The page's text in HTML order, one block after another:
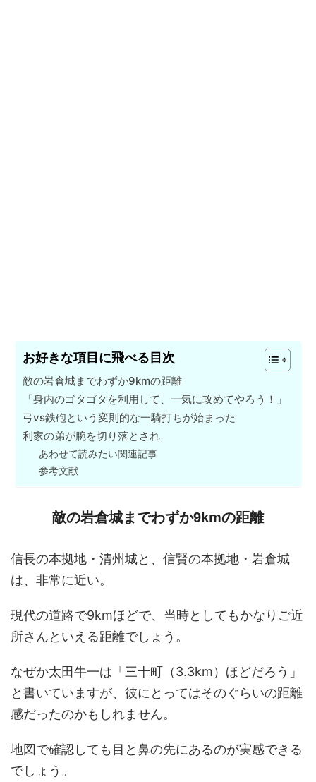
お好きな項目に飛べる目次
敵の岩倉城までわずか9kmの距離
「身内のゴタゴタを利用して、一気に攻めてやろう！」
弓vs鉄砲という変則的な一騎打ちが始まった
利家の弟が腕を切り落とされ
あわせて読みたい関連記事
参考文献
敵の岩倉城までわずか9kmの距離
信長の本拠地・清州城と、信賢の本拠地・岩倉城
は、非常に近い。
現代の道路で9kmほどで、当時としてもかなりご近
所さんといえる距離でしょう。
なぜか太田牛一は「三十町（3.3km）ほどだろう」
と書いていますが、彼にとってはそのぐらいの距離
感だったのかもしれません。
地図で確認しても目と鼻の先にあるのが実感できる
でしょう。